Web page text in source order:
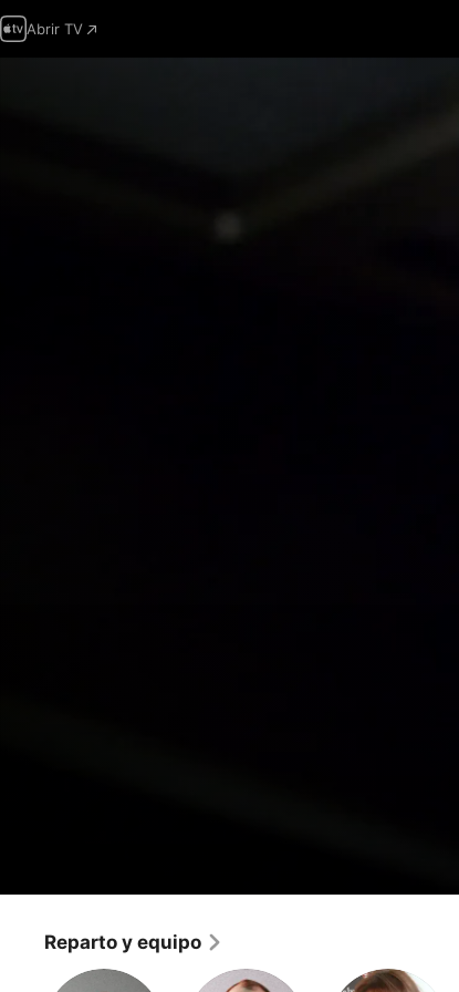
Abrir TV
Broken Bow - Part 2
Ciencia ficción Aventuras
Reparto y equipo